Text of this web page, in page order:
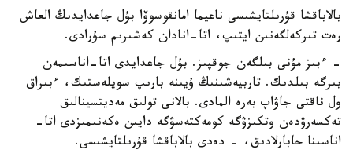
بالاباقشا قۇرىلتايشىسى ناعيما امانقوسوۆا بۇل جاعدايدىڭ العاش
رەت تىركەلگەنىن ايتىپ، اتا-انادان كەشىرىم سۇرادى.
- ءبىز مۇنى بىلگەن جوقپىز. بۇل جاعدايدى اتا-اناسىمەن
بىرگە بىلدىك. تاربيەشىنىڭ ۇيىنە بارىپ سويلەستىك، ءبىراق
ول ناقتى جاۋاپ بەرە المادى. بالانى تولىق مەديتسينالىق
تەكسەرۋدەن وتكىزۋگە كومەكتەسۋگە دايىن ەكەنىمىزدى اتا-
اناسىنا حابارلادىق، - دەدى بالاباقشا قۇرىلتايشىسى.